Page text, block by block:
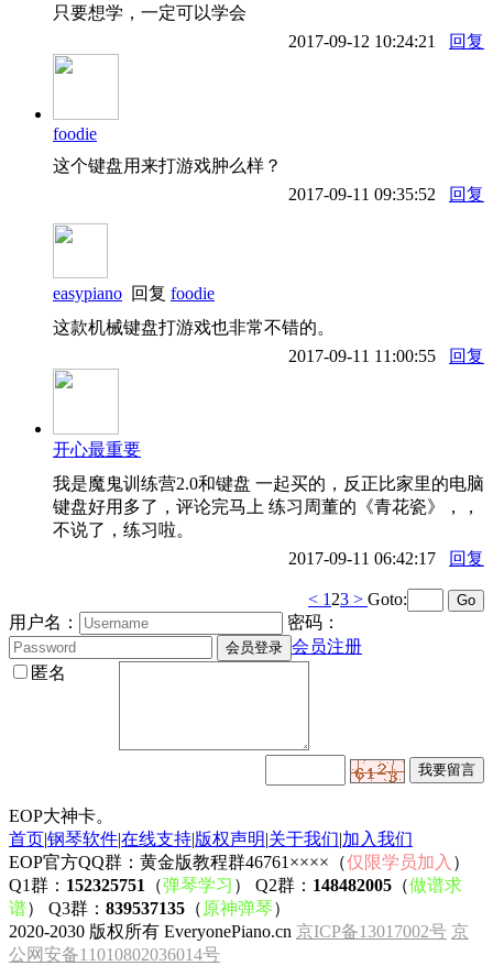
只要想学，一定可以学会
2017-09-12 10:24:21
回复
foodie
这个键盘用来打游戏肿么样？
2017-09-11 09:35:52
回复
easypiano 回复 foodie
这款机械键盘打游戏也非常不错的。
2017-09-11 11:00:55
回复
开心最重要
我是魔鬼训练营2.0和键盘 一起买的，反正比家里的电脑
键盘好用多了，评论完马上 练习周董的《青花瓷》，，
不说了，练习啦。
2017-09-11 06:42:17
回复
< 1 23 > Goto:
用户名：
密码：
会员注册
匿名
EOP大神卡。
首页|钢琴软件|在线支持|版权声明|关于我们|加入我们
EOP官方QQ群：黄金版教程群46761××××（仅限学员加入 ）
Q1群： 152325751 （弹琴学习 ） Q2群： 148482005 （做谱求
谱） Q3群： 839537135 （ 原神弹琴）
2020-2030 版权所有 EveryonePiano.cn 京ICP备13017002号 京
公网安备11010802036014号